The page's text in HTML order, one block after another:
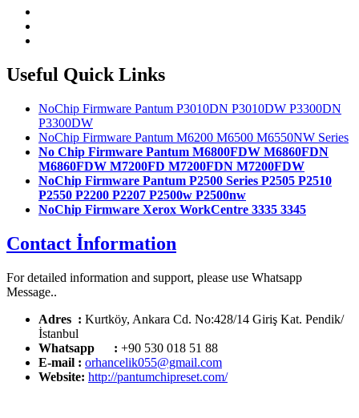
Useful Quick Links
NoChip Firmware Pantum P3010DN P3010DW P3300DN
P3300DW
NoChip Firmware Pantum M6200 M6500 M6550NW Series
No Chip Firmware Pantum M6800FDW M6860FDN
M6860FDW M7200FD M7200FDN M7200FDW
NoChip Firmware Pantum P2500 Series P2505 P2510
P2550 P2200 P2207 P2500w P2500nw
NoChip Firmware Xerox WorkCentre 3335 3345
Contact İnformation
For detailed information and support, please use Whatsapp
Message..
Adres : Kurtköy, Ankara Cd. No:428/14 Giriş Kat. Pendik/
İstanbul
Whatsapp : +90 530 018 51 88
E-mail : orhancelik055@gmail.com
Website: http://pantumchipreset.com/